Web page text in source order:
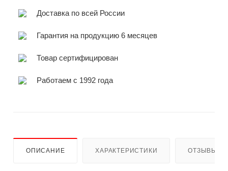
Доставка по всей России
Гарантия на продукцию 6 месяцев
Товар сертифицирован
Работаем с 1992 года
ОПИСАНИЕ ХАРАКТЕРИСТИКИ ОТЗЫВЫ